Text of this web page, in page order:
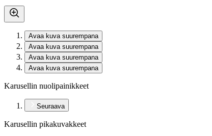
Avaa kuva suurempana
Avaa kuva suurempana
Avaa kuva suurempana
Avaa kuva suurempana
Karusellin nuolipainikkeet
Seuraava
Karusellin pikakuvakkeet